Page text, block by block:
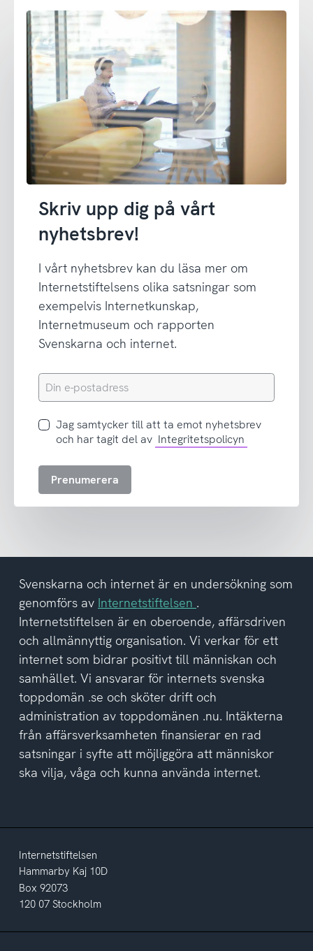
Skriv upp dig på vårt
nyhetsbrev!
I vårt nyhetsbrev kan du läsa mer om
Internetstiftelsens olika satsningar som
exempelvis Internetkunskap,
Internetmuseum och rapporten
Svenskarna och internet.
Din
e-
Jag
samtycker
att
del
av
integritetspolicyn
Jag samtycker till att ta emot nyhetsbrev
och har tagit del av Integritetspolicyn
Prenumerera
Svenskarna och internet är en undersökning som
genomförs av Internetstiftelsen .
Internetstiftelsen är en oberoende, affärsdriven
och allmännyttig organisation. Vi verkar för ett
internet som bidrar positivt till människan och
samhället. Vi ansvarar för internets svenska
toppdomän .se och sköter drift och
administration av toppdomänen .nu. Intäkterna
från affärsverksamheten finansierar en rad
satsningar i syfte att möjliggöra att människor
ska vilja, våga och kunna använda internet.
Internetstiftelsen
Hammarby Kaj 10D
Box 92073
120 07 Stockholm